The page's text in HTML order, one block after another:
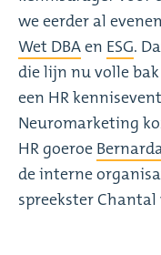
we eerder al
Wet DBAen ESG.
die lijn nu volle
een HR
Neuromarketing
HR goeroe
de interne
spreekster Chantal